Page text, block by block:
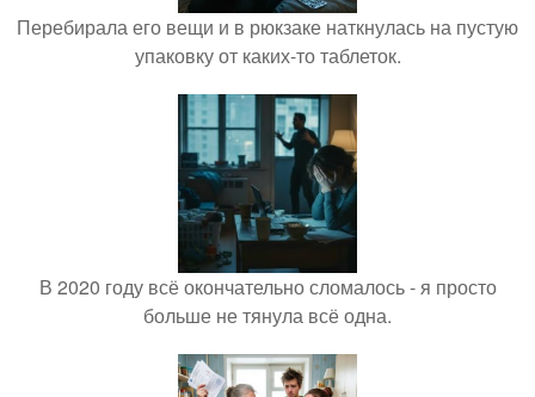
Перебирала его вещи и в рюкзаке наткнулась на пустую
упаковку от каких-то таблеток.
В 2020 году всё окончательно сломалось - я просто
больше не тянула всё одна.